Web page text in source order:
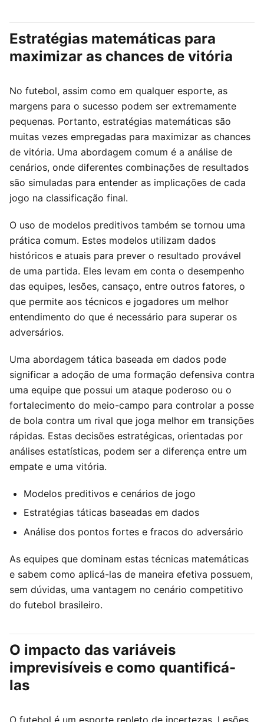
Estratégias matemáticas para
maximizar as chances de vitória
No futebol, assim como em qualquer esporte, as
margens para o sucesso podem ser extremamente
pequenas. Portanto, estratégias matemáticas são
muitas vezes empregadas para maximizar as chances
de vitória. Uma abordagem comum é a análise de
cenários, onde diferentes combinações de resultados
são simuladas para entender as implicações de cada
jogo na classificação final.
O uso de modelos preditivos também se tornou uma
prática comum. Estes modelos utilizam dados
históricos e atuais para prever o resultado provável
de uma partida. Eles levam em conta o desempenho
das equipes, lesões, cansaço, entre outros fatores, o
que permite aos técnicos e jogadores um melhor
entendimento do que é necessário para superar os
adversários.
Uma abordagem tática baseada em dados pode
significar a adoção de uma formação defensiva contra
uma equipe que possui um ataque poderoso ou o
fortalecimento do meio-campo para controlar a posse
de bola contra um rival que joga melhor em transições
rápidas. Estas decisões estratégicas, orientadas por
análises estatísticas, podem ser a diferença entre um
empate e uma vitória.
Modelos preditivos e cenários de jogo
Estratégias táticas baseadas em dados
Análise dos pontos fortes e fracos do adversário
As equipes que dominam estas técnicas matemáticas
e sabem como aplicá-las de maneira efetiva possuem,
sem dúvidas, uma vantagem no cenário competitivo
do futebol brasileiro.
O impacto das variáveis
imprevisíveis e como quantificá-
las
O futebol é um esporte repleto de incertezas. Lesões